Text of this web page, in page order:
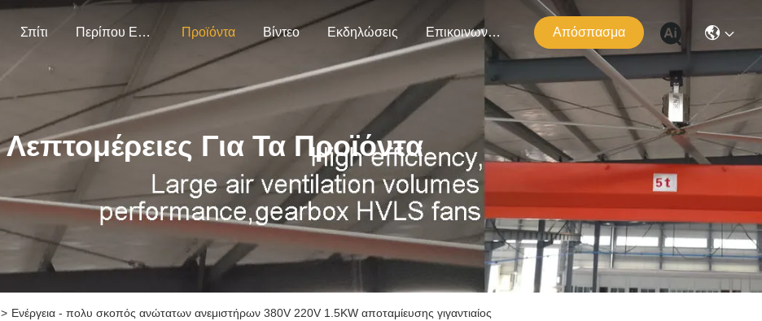
Σπίτι Περίπου Εμείς Προϊόντα Βίντεο Εκδηλώσεις Επικοινωνήστε Μαζί Μας Απόσπασμα
Λεπτομέρειες Για Τα Προϊόντα
> Ενέργεια - πολυ σκοπός ανώτατων ανεμιστήρων 380V 220V 1.5KW αποταμίευσης γιγαντιαίος